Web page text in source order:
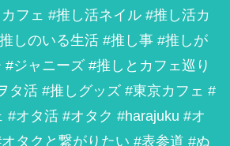
フェ #推し活ネイル #推し活カ
しのいる生活 #推し事 #推しが
ジャニーズ #推しとカフェ巡り
タ活 #推しグッズ #東京カフェ #
#オタ活 #オタク #harajuku #オ
タクと繋がりたい #表参道 #ぬ